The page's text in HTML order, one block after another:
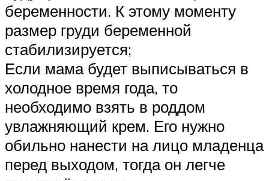
беременности. К этому моменту
размер груди беременной
стабилизируется;
Если мама будет выписываться в
холодное время года, то
необходимо взять в роддом
увлажняющий крем. Его нужно
обильно нанести на лицо младенца
перед выходом, тогда он легче